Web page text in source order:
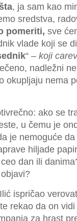
, ja sam kao
sredstva,
pomeriti, sve
vlade koji se
“ – koji
nadležni
okupljaju nema
ako se
u čemu je
je nemoguće
hiljade
dan ili
ispričao
rekao da on
za hrast